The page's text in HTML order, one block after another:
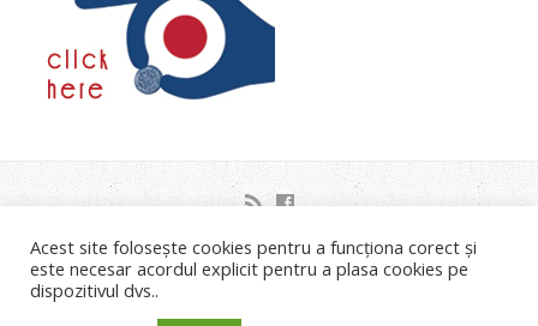
Strada Orsova nr.2C Timisoara
Liviu Neagoe: 0721.453.035 Email: info@bisericastanca.ro
Copyright © 2026 Biserica Stânca Timișoara.
Acest site folosește cookies pentru a funcționa corect și
este necesar acordul explicit pentru a plasa cookies pe
dispozitivul dvs..